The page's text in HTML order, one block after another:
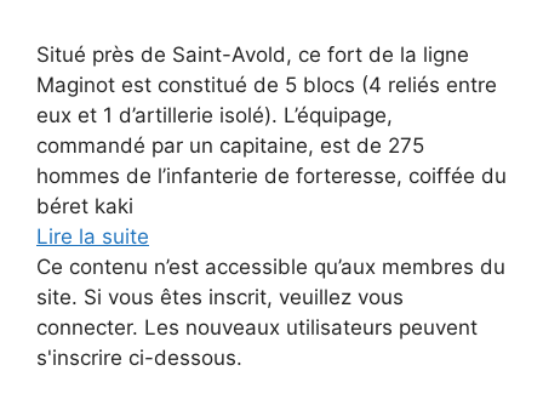
Situé près de Saint-Avold, ce fort de la ligne
Maginot est constitué de 5 blocs (4 reliés entre
eux et 1 d’artillerie isolé). L’équipage,
commandé par un capitaine, est de 275
hommes de l’infanterie de forteresse, coiffée du
béret kaki
Lire la suite
Ce contenu n’est accessible qu’aux membres du
site. Si vous êtes inscrit, veuillez vous
connecter. Les nouveaux utilisateurs peuvent
s'inscrire ci-dessous.